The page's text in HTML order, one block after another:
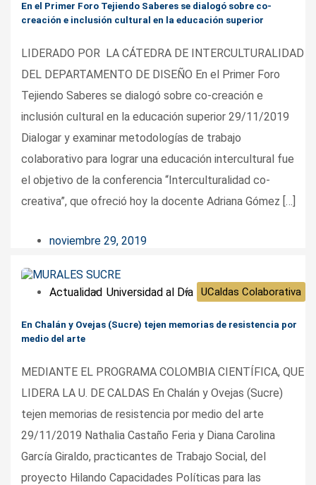
En el Primer Foro Tejiendo Saberes se dialogó sobre co-
creación e inclusión cultural en la educación superior
LIDERADO POR LA CÁTEDRA DE INTERCULTURALIDAD
DEL DEPARTAMENTO DE DISEÑO En el Primer Foro
Tejiendo Saberes se dialogó sobre co-creación e
inclusión cultural en la educación superior 29/11/2019
Dialogar y examinar metodologías de trabajo
colaborativo para lograr una educación intercultural fue
el objetivo de la conferencia “Interculturalidad co-
creativa”, que ofreció hoy la docente Adriana Gómez […]
noviembre 29, 2019
Actualidad Universidad al Día UCaldas Colaborativa
En Chalán y Ovejas (Sucre) tejen memorias de resistencia por
medio del arte
MEDIANTE EL PROGRAMA COLOMBIA CIENTÍFICA, QUE
LIDERA LA U. DE CALDAS En Chalán y Ovejas (Sucre)
tejen memorias de resistencia por medio del arte
29/11/2019 Nathalia Castaño Feria y Diana Carolina
García Giraldo, practicantes de Trabajo Social, del
proyecto Hilando Capacidades Políticas para las